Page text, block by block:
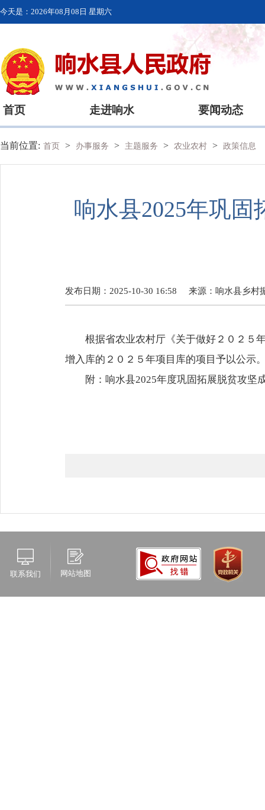
今天是： 2026年08月08日 星期六
首页 走进响水 要闻动态
当前位置: 首页 > 办事服务 > 主题服务 > 农业农村 > 政策信息
响水县2025年巩
发布日期：2025-10-30 16:58 来源： 响水县乡村
根据省农业农村厅《关于做好２０２５
增入库的２０２５年项目库的项目予以公示
附： 响水县2025年度巩固拓展脱贫攻坚
联系我们 网站地图